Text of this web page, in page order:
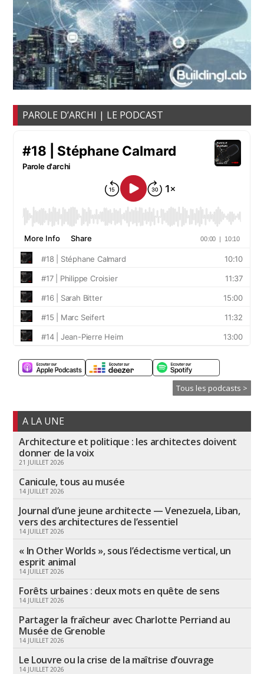
PAROLE D’ARCHI | LE PODCAST
Tous les podcasts >
A LA UNE
Architecture et politique : les architectes doivent
donner de la voix
21 JUILLET 2026
Canicule, tous au musée
14 JUILLET 2026
Journal d’une jeune architecte — Venezuela, Liban,
vers des architectures de l’essentiel
14 JUILLET 2026
« In Other Worlds », sous l’éclectisme vertical, un
esprit animal
14 JUILLET 2026
Forêts urbaines : deux mots en quête de sens
14 JUILLET 2026
Partager la fraîcheur avec Charlotte Perriand au
Musée de Grenoble
14 JUILLET 2026
Le Louvre ou la crise de la maîtrise d’ouvrage
14 JUILLET 2026